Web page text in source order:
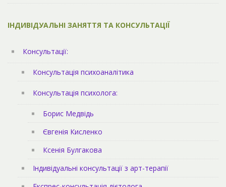
ІНДИВІДУАЛЬНІ ЗАНЯТТЯ ТА КОНСУЛЬТАЦІЇ
Консультації:
Консультація психоаналітика
Консультація психолога:
Борис Медвідь
Євгенія Кисленко
Ксенія Булгакова
Індивідуальні консультації з арт-терапії